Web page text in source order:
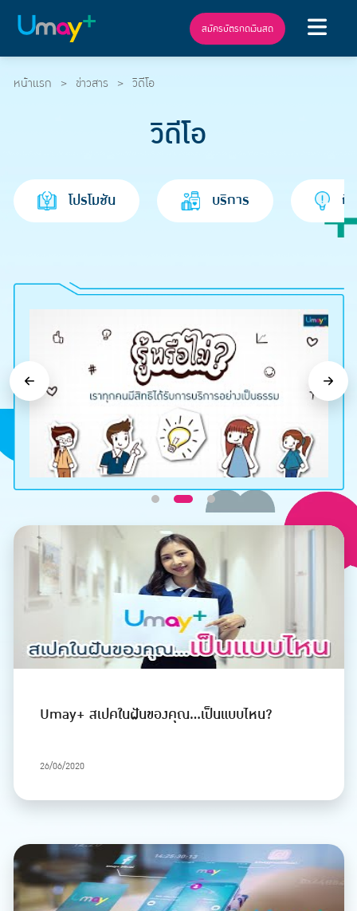
สมัครบัตรกดเงินสด
หน้าแรก ข่าวสาร วิดีโอ
วิดีโอ
โปรโมชัน บริการ กิ
Previous Next
Umay+ สเปคในฝันของคุณ...เป็นแบบไหน?
26/06/2020